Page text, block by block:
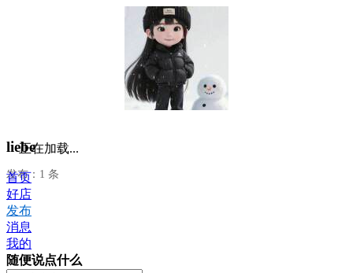
liebe
发布：1 条
正在加载...
首页
好店
发布
消息
我的
随便说点什么